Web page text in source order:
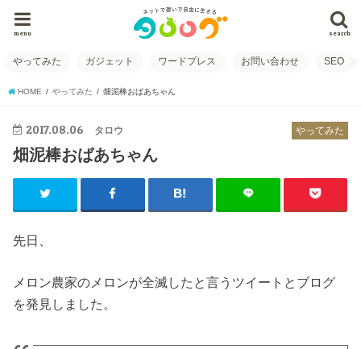
search
menu
やってみた ガジェット ワードプレス お問い合わせ SEO
HOME やってみた 畑泥棒おばあちゃん
やってみた
2017.08.06 タロウ
畑泥棒おばあちゃん
先日、
メロン農家のメロンが全滅したと言うツイートとブログ
を発見しました。